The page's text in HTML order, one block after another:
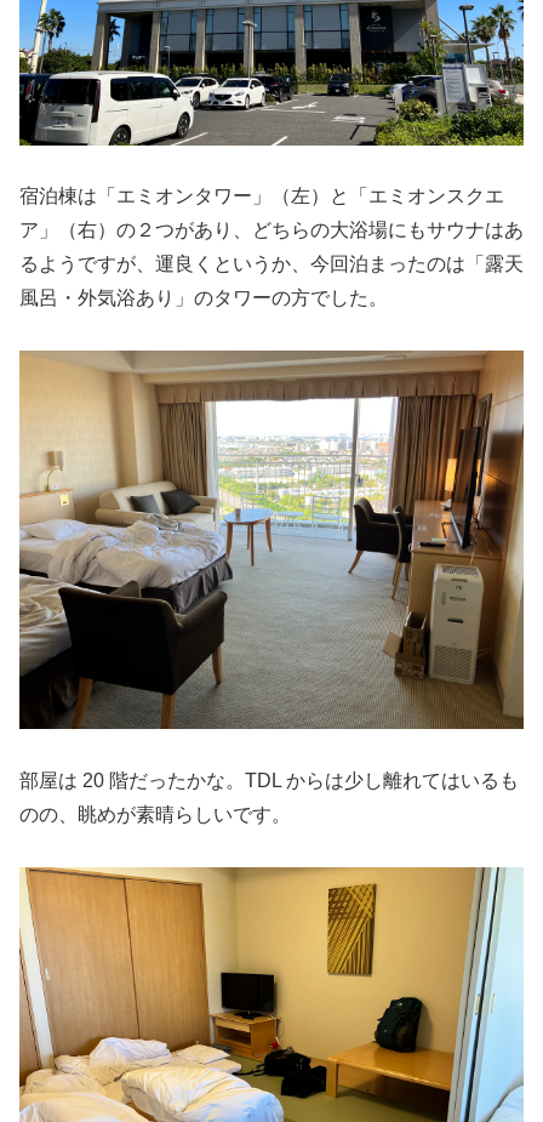
宿泊棟は「エミオンタワー」（左）と「エミオンスクエ
ア」（右）の２つがあり、どちらの大浴場にもサウナはあ
るようですが、運良くというか、今回泊まったのは「露天
風呂・外気浴あり」のタワーの方でした。
部屋は 20 階だったかな。TDL からは少し離れてはいるも
のの、眺めが素晴らしいです。